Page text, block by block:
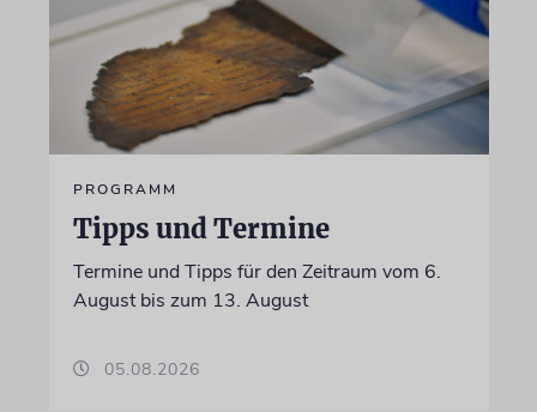
PROGRAMM
Tipps und Termine
Termine und Tipps für den Zeitraum vom 6.
August bis zum 13. August
05.08.2026